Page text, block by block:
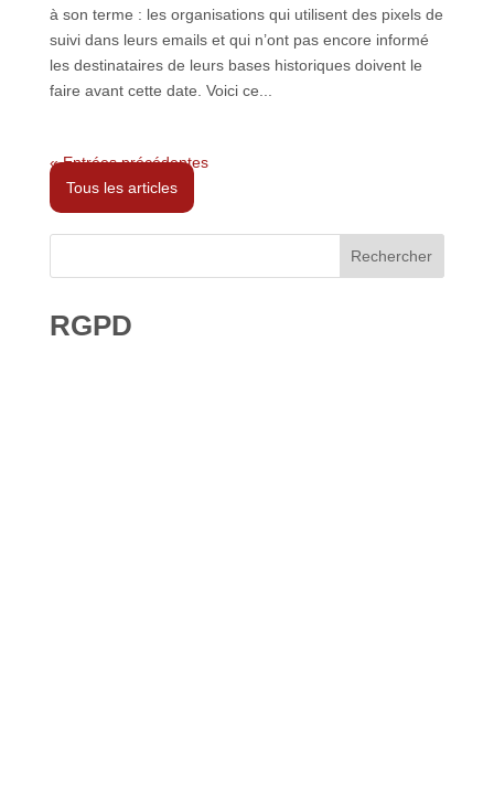
à son terme : les organisations qui utilisent des pixels de
suivi dans leurs emails et qui n’ont pas encore informé
les destinataires de leurs bases historiques doivent le
faire avant cette date. Voici ce...
« Entrées précédentes
Tous les articles
Rechercher
RGPD